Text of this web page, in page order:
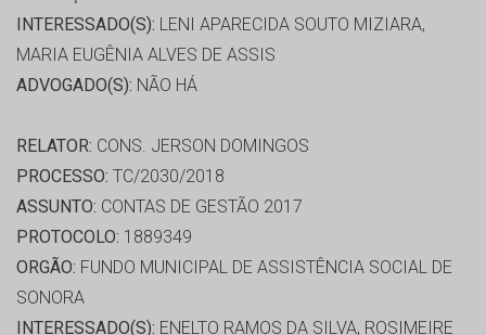
INTERESSADO(S): LENI APARECIDA SOUTO MIZIARA,
MARIA EUGÊNIA ALVES DE ASSIS
ADVOGADO(S): NÃO HÁ
RELATOR: CONS. JERSON DOMINGOS
PROCESSO: TC/2030/2018
ASSUNTO: CONTAS DE GESTÃO 2017
PROTOCOLO: 1889349
ORGÃO: FUNDO MUNICIPAL DE ASSISTÊNCIA SOCIAL DE
SONORA
INTERESSADO(S): ENELTO RAMOS DA SILVA, ROSIMEIRE